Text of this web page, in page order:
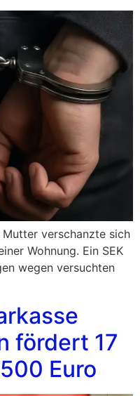
verschanzte sich
Wohnung. Ein SEK
wegen versuchten
fördert 17
Euro